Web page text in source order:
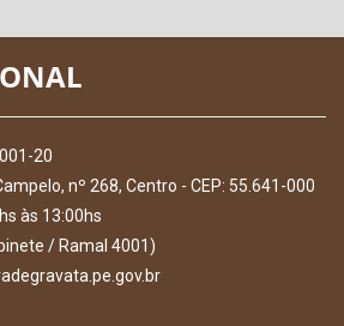
20
nº 268, Centro - CEP: 55.641-000
às 13:00hs
/ Ramal 4001)